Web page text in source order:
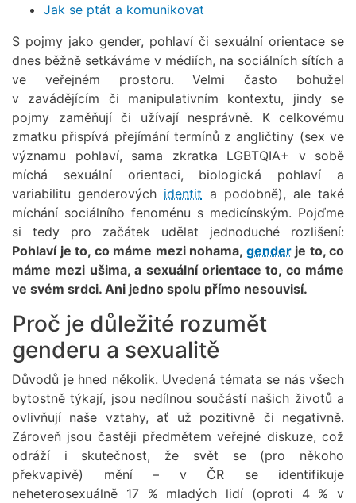
Jak se ptát a komunikovat
S pojmy jako gender, pohlaví či sexuální orientace se
dnes běžně setkáváme v médiích, na sociálních sítích a
ve veřejném prostoru. Velmi často bohužel
v zavádějícím či manipulativním kontextu, jindy se
pojmy zaměňují či užívají nesprávně. K celkovému
zmatku přispívá přejímání termínů z angličtiny (sex ve
významu pohlaví, sama zkratka LGBTQIA+ v sobě
míchá sexuální orientaci, biologická pohlaví a
variabilitu genderových identit a podobně), ale také
míchání sociálního fenoménu s medicínským. Pojďme
si tedy pro začátek udělat jednoduché rozlišení:
Pohlaví je to, co máme mezi nohama, genderje to, co
máme mezi ušima, a sexuální orientace to, co máme
ve svém srdci. Ani jedno spolu přímo nesouvisí.
Proč je důležité rozumět
genderu a sexualitě
Důvodů je hned několik. Uvedená témata se nás všech
bytostně týkají, jsou nedílnou součástí našich životů a
ovlivňují naše vztahy, ať už pozitivně či negativně.
Zároveň jsou častěji předmětem veřejné diskuze, což
odráží i skutečnost, že svět se (pro někoho
překvapivě) mění – v ČR se identifikuje
neheterosexuálně 17 % mladých lidí (oproti 4 % v